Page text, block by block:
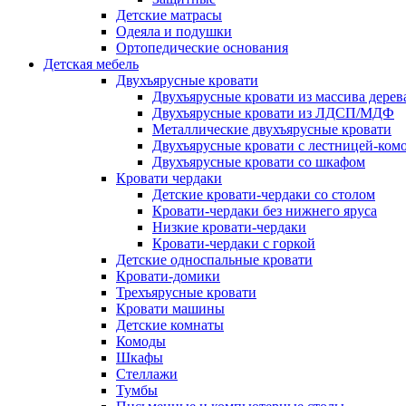
Детские матрасы
Одеяла и подушки
Ортопедические основания
Детская мебель
Двухъярусные кровати
Двухъярусные кровати из массива
Двухъярусные кровати из ЛДСП/МДФ
Металлические двухъярусные кровати
Двухъярусные кровати с лестницей-
Двухъярусные кровати со шкафом
Кровати чердаки
Детские кровати-чердаки со столом
Кровати-чердаки без нижнего яруса
Низкие кровати-чердаки
Кровати-чердаки с горкой
Детские односпальные кровати
Кровати-домики
Трехъярусные кровати
Кровати машины
Детские комнаты
Комоды
Шкафы
Стеллажи
Тумбы